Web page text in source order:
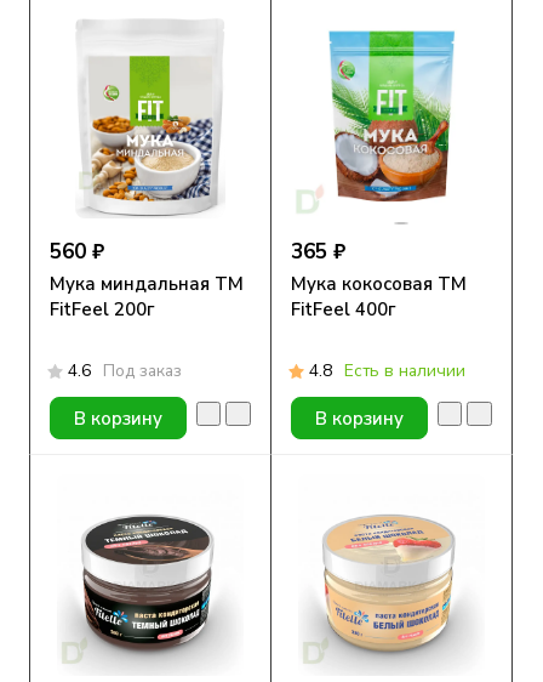
560 ₽
Мука миндальная TM
FitFeel 200г
4.6 Под заказ
В корзину
365 ₽
Мука кокосовая TM
FitFeel 400г
4.8 Есть в наличии
В корзину